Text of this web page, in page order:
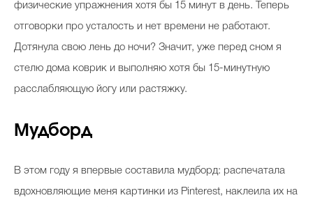
физические упражнения хотя бы 15 минут в день. Теперь
отговорки про усталость и нет времени не работают.
Дотянула свою лень до ночи? Значит, уже перед сном я
стелю дома коврик и выполняю хотя бы 15-минутную
расслабляющую йогу или растяжку.
Мудборд
В этом году я впервые составила мудборд: распечатала
вдохновляющие меня картинки из Pinterest, наклеила их на